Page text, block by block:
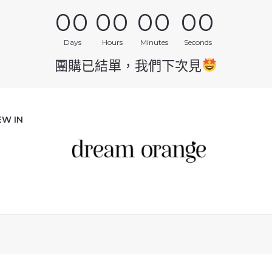
00
Days
00
Hours
00
Minutes
00
Seconds
團購已結單，我們下次見
IN